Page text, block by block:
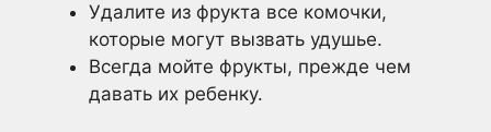
Удалите из фрукта все комочки,
которые могут вызвать удушье.
Всегда мойте фрукты, прежде чем
давать их ребенку.